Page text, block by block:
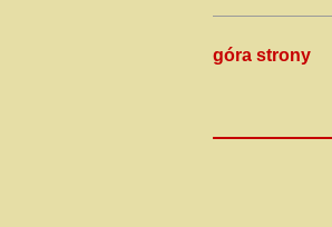
góra strony